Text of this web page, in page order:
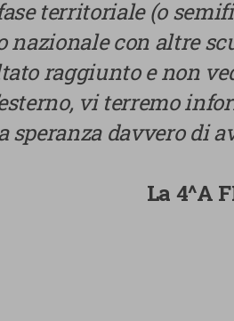
territoriale (o
con altre
raggiunto e non
vi terremo
davvero di
La 4^A